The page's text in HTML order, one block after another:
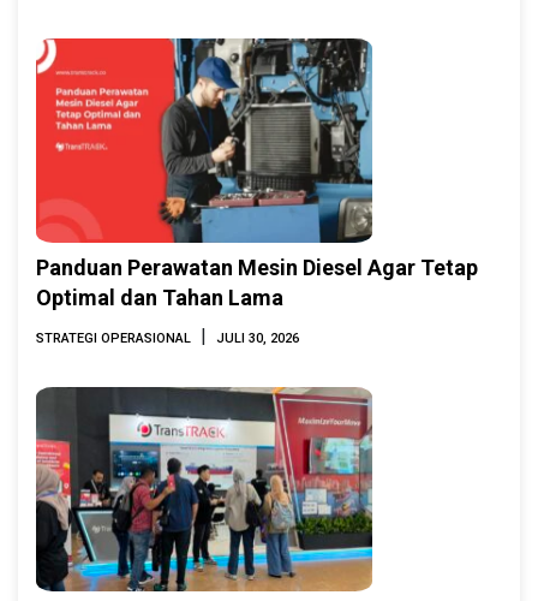
Panduan Perawatan Mesin Diesel Agar Tetap
Optimal dan Tahan Lama
STRATEGI OPERASIONAL | JULI 30, 2026